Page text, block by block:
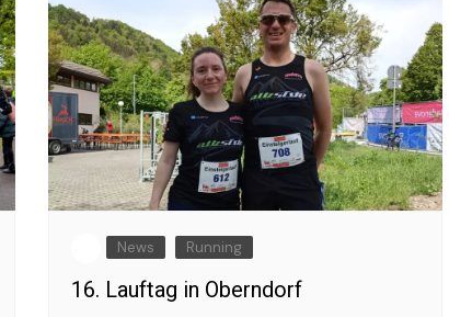
News Running
16. Lauftag in Oberndorf